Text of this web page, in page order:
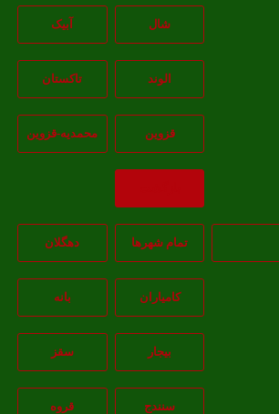
شال
الوند تاکستان
قزوين محمديه-قزوين
تمام شهر‌ها دهگلان
کامیاران
بيجار سقز
سنندج قروه